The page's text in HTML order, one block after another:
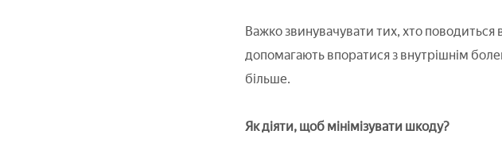
Важко звинувачувати тих, хто поводиться
допомагають впоратися з внутрішнім
більше.
Як діяти, щоб мінімізувати шкоду?